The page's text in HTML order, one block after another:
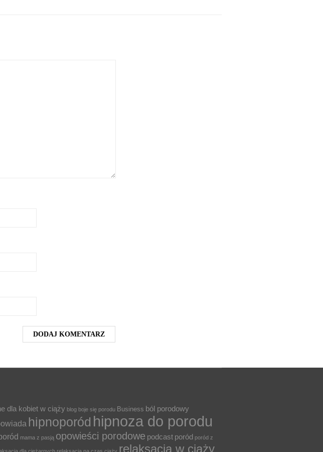
dla kobiet w ciąży blog boje się porodu Business ból porodowy
hipnoporód hipnoza do porodu
mama z pasją opowieści porodowe podcast poród poród z
relaksacja w ciąży